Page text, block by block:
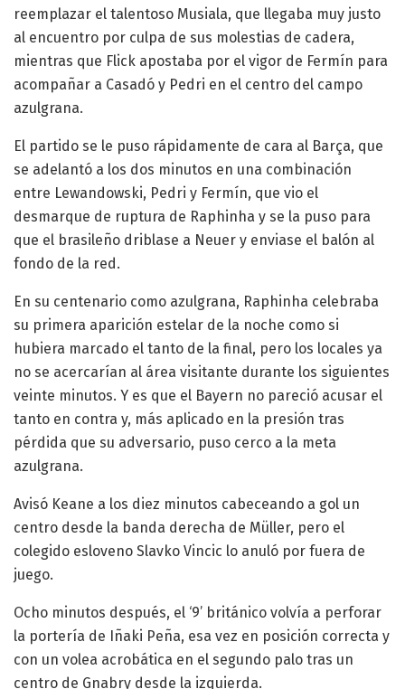
reemplazar el talentoso Musiala, que llegaba muy justo
al encuentro por culpa de sus molestias de cadera,
mientras que Flick apostaba por el vigor de Fermín para
acompañar a Casadó y Pedri en el centro del campo
azulgrana.
El partido se le puso rápidamente de cara al Barça, que
se adelantó a los dos minutos en una combinación
entre Lewandowski, Pedri y Fermín, que vio el
desmarque de ruptura de Raphinha y se la puso para
que el brasileño driblase a Neuer y enviase el balón al
fondo de la red.
En su centenario como azulgrana, Raphinha celebraba
su primera aparición estelar de la noche como si
hubiera marcado el tanto de la final, pero los locales ya
no se acercarían al área visitante durante los siguientes
veinte minutos. Y es que el Bayern no pareció acusar el
tanto en contra y, más aplicado en la presión tras
pérdida que su adversario, puso cerco a la meta
azulgrana.
Avisó Keane a los diez minutos cabeceando a gol un
centro desde la banda derecha de Müller, pero el
colegido esloveno Slavko Vincic lo anuló por fuera de
juego.
Ocho minutos después, el ‘9’ británico volvía a perforar
la portería de Iñaki Peña, esa vez en posición correcta y
con un volea acrobática en el segundo palo tras un
centro de Gnabry desde la izquierda.